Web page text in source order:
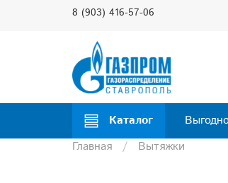
8 (903) 416-57-06
Каталог
Главная
Вытяжки